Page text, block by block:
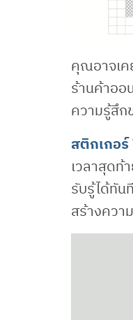
คุณอาจเค
ร้านค้าออ
ความรู้สึก
สติกเกอร์
เวลาสุดท้
รับรู้ได้ทัน
สร้างควา